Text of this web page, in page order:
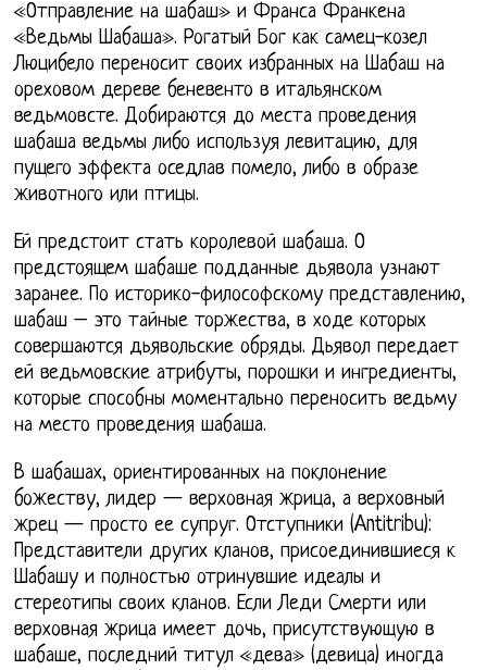
«Отправление на шабаш» и Франса Франкена
«Ведьмы Шабаша». Рогатый Бог как самец-козел
Люцибело переносит своих избранных на Шабаш на
ореховом дереве беневенто в итальянском
ведьмовсте. Добираются до места проведения
шабаша ведьмы либо используя левитацию, для
пущего эффекта оседлав помело, либо в образе
животного или птицы.
Ей предстоит стать королевой шабаша. О
предстоящем шабаше подданные дьявола узнают
заранее. По историко-философскому представлению,
шабаш – это тайные торжества, в ходе которых
совершаются дьявольские обряды. Дьявол передает
ей ведьмовские атрибуты, порошки и ингредиенты,
которые способны моментально переносить ведьму
на место проведения шабаша.
В шабашах, ориентированных на поклонение
божеству, лидер — верховная жрица, а верховный
жрец — просто ее супруг. Отступники (Antitribu):
Представители других кланов, присоединившиеся к
Шабашу и полностью отринувшие идеалы и
стереотипы своих кланов. Если Леди Смерти или
верховная жрица имеет дочь, присутствующую в
шабаше, последний титул «дева» (девица) иногда